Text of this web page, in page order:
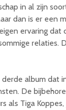
in al zijn
dan is er een
ervaring dat
relaties.
album dat
De
Tiga Koppes,